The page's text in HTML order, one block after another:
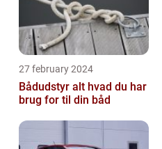
27 february 2024
Bådudstyr alt hvad du har
brug for til din båd